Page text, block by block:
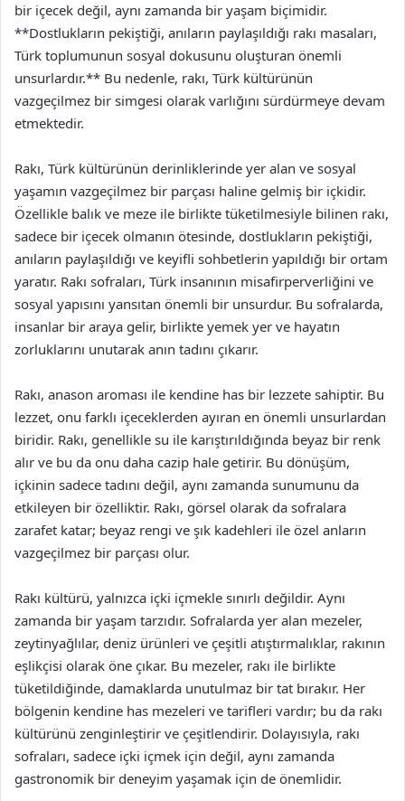
bir içecek değil, aynı zamanda bir yaşam biçimidir.
**Dostlukların pekiştiği, anıların paylaşıldığı rakı masaları,
Türk toplumunun sosyal dokusunu oluşturan önemli
unsurlardır.** Bu nedenle, rakı, Türk kültürünün
vazgeçilmez bir simgesi olarak varlığını sürdürmeye devam
etmektedir.
Rakı, Türk kültürünün derinliklerinde yer alan ve sosyal
yaşamın vazgeçilmez bir parçası haline gelmiş bir içkidir.
Özellikle balık ve meze ile birlikte tüketilmesiyle bilinen rakı,
sadece bir içecek olmanın ötesinde, dostlukların pekiştiği,
anıların paylaşıldığı ve keyifli sohbetlerin yapıldığı bir ortam
yaratır. Rakı sofraları, Türk insanının misafirperverliğini ve
sosyal yapısını yansıtan önemli bir unsurdur. Bu sofralarda,
insanlar bir araya gelir, birlikte yemek yer ve hayatın
zorluklarını unutarak anın tadını çıkarır.
Rakı, anason aroması ile kendine has bir lezzete sahiptir. Bu
lezzet, onu farklı içeceklerden ayıran en önemli unsurlardan
biridir. Rakı, genellikle su ile karıştırıldığında beyaz bir renk
alır ve bu da onu daha cazip hale getirir. Bu dönüşüm,
içkinin sadece tadını değil, aynı zamanda sunumunu da
etkileyen bir özelliktir. Rakı, görsel olarak da sofralara
zarafet katar; beyaz rengi ve şık kadehleri ile özel anların
vazgeçilmez bir parçası olur.
Rakı kültürü, yalnızca içki içmekle sınırlı değildir. Aynı
zamanda bir yaşam tarzıdır. Sofralarda yer alan mezeler,
zeytinyağlılar, deniz ürünleri ve çeşitli atıştırmalıklar, rakının
eşlikçisi olarak öne çıkar. Bu mezeler, rakı ile birlikte
tüketildiğinde, damaklarda unutulmaz bir tat bırakır. Her
bölgenin kendine has mezeleri ve tarifleri vardır; bu da rakı
kültürünü zenginleştirir ve çeşitlendirir. Dolayısıyla, rakı
sofraları, sadece içki içmek için değil, aynı zamanda
gastronomik bir deneyim yaşamak için de önemlidir.